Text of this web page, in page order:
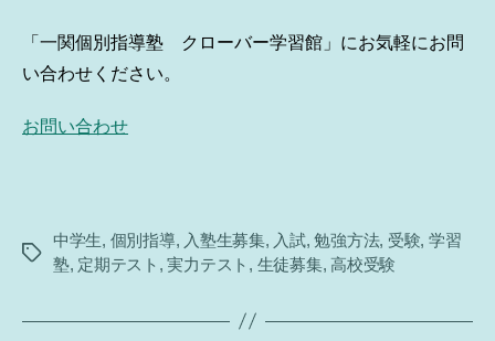
「一関個別指導塾 クローバー学習館」にお気軽にお問
い合わせください。
お問い合わせ
タ
中学生, 個別指導, 入塾生募集, 入試,勉強方法, 受験, 学習
塾, 定期テスト ,実力テスト , 生徒募集,高校受験